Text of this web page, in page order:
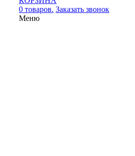
0 товаров. Заказать звонок
Меню